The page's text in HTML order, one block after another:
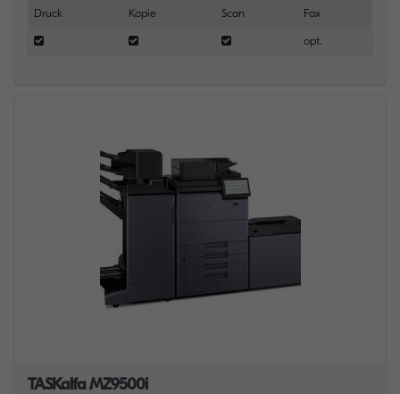
Druck Kopie Scan Fax
opt.
TASKalfa MZ9500i